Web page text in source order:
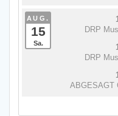
AUG.
15
Sa.
DRP
DRP
ABGESAGT